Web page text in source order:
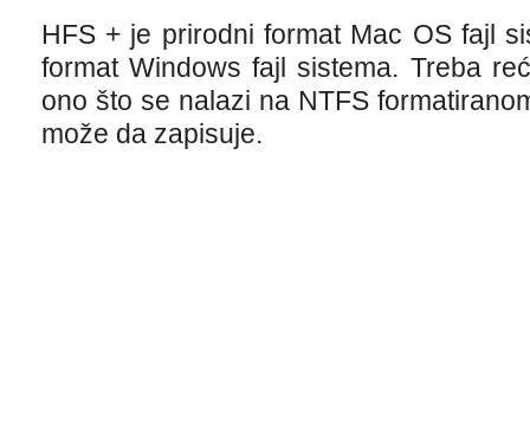
HFS + je prirodni format Mac OS fajl
format Windows fajl sistema. Treba
ono što se nalazi na NTFS
može da zapisuje.